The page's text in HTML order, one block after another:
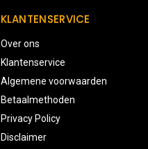
KLANTENSERVICE
Over ons
Klantenservice
Algemene voorwaarden
Betaalmethoden
Privacy Policy
Disclaimer